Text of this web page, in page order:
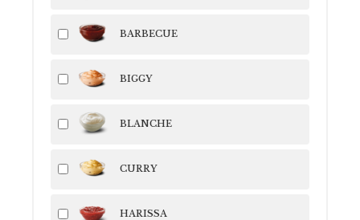
BARBECUE
BIGGY
BLANCHE
CURRY
HARISSA